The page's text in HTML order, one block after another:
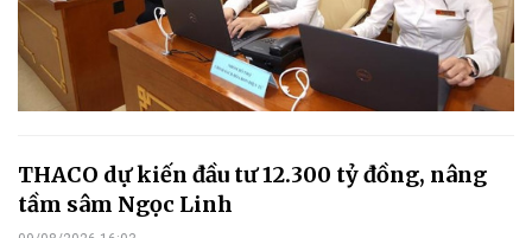
THACO dự kiến đầu tư 12.300 tỷ đồng, nâng
tầm sâm Ngọc Linh